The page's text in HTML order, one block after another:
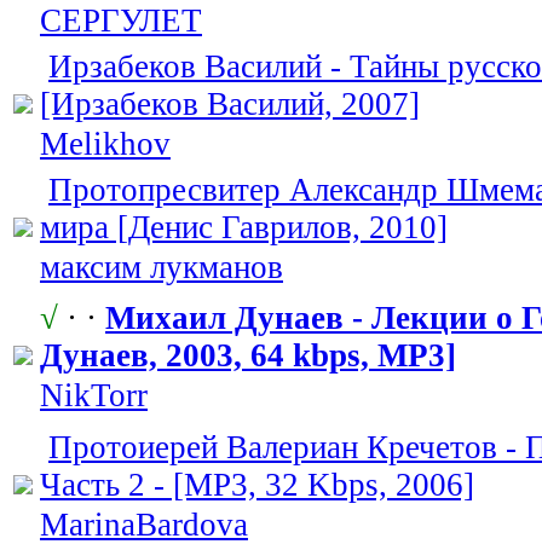
СЕРГУЛЕТ
Ирзабеков Василий - Тайны
[Ирзабеков Василий, 2007]
Melikhov
Протопресвит​ер Александр
мира [Денис Гаврилов, 2010]
максим лукманов
√ · · Михаил Дунаев - Лекции о
Дунаев, 2003, 64 kbps, MP3]
NikTorr
Протоиерей Валериан Кречетов -
Часть 2 - [MP3, 32 Kbps, 2006]
MarinaBardov​a